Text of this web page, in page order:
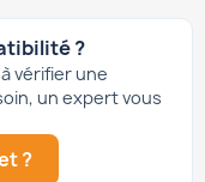
?
vérifier une
un expert vous
?